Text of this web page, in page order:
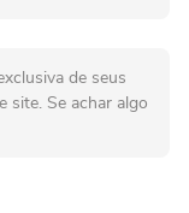
de seus
site. Se achar algo